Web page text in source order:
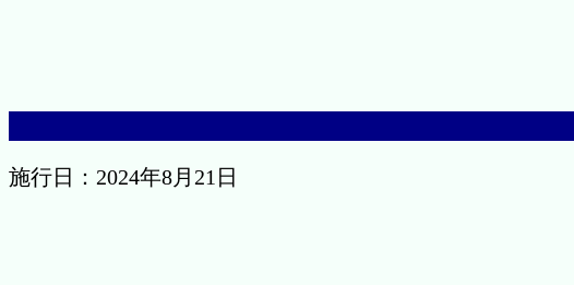
施行日：2024年8月21日